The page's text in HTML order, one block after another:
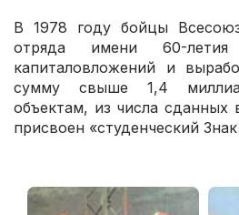
В 1978 году бойцы
отряда имени 60-
капиталовложений и
сумму свыше 1,4
объектам, из числа сданных
присвоен «студенческий